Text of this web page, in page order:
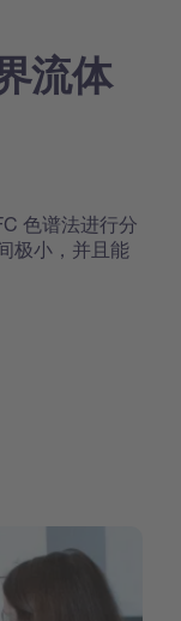
流体
色谱法进行分
极小，并且能